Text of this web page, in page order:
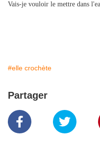
Vais-je vouloir le mettre dans
#elle crochète
Partager